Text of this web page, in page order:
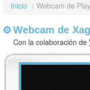
Inicio | Webcam de
Webcam de
Con la colaboración de